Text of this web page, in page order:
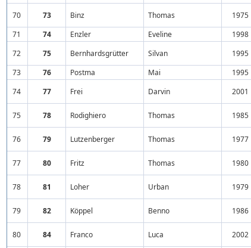
70 73 Binz Thomas 1975
71
74 Enzler Eveline 1998
72
75 Bernhardsgrütter Silvan 1995
73
76 Postma Mai 1995
74
77 Frei Darvin 2001
75 78 Rodighiero Thomas 1985
76 79 Lutzenberger Thomas 1977
77 80 Fritz Thomas 1980
78 81 Loher Urban 1979
79 82 Köppel Benno 1986
80 84 Franco Luca 2002